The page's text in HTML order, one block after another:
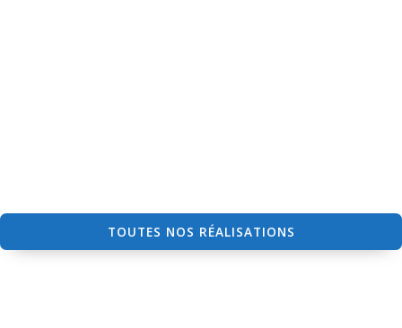
TOUTES NOS RÉALISATIONS